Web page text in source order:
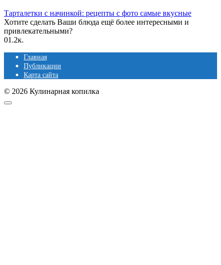
Тарталетки с начинкой: рецепты с фото самые вкусные
Хотите сделать Ваши блюда ещё более интересными и
привлекательными?
01.2к.
Главная
Публикации
Карта сайта
© 2026 Кулинарная копилка